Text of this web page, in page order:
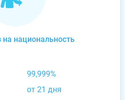
национальность
99,999%
от 21 дня